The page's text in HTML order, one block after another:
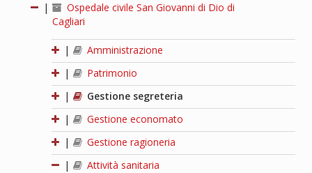
|
Ospedale civile San Giovanni di Dio di
Cagliari
|
Amministrazione
|
Patrimonio
|
Gestione segreteria
|
Gestione economato
|
Gestione ragioneria
|
Attività sanitaria